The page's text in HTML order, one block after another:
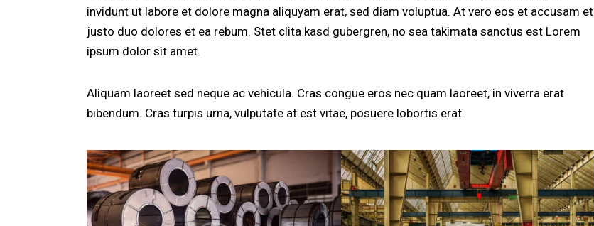
invidunt ut labore et dolore magna aliquyam erat, sed diam voluptua. At vero eos et accusam et
justo duo dolores et ea rebum. Stet clita kasd gubergren, no sea takimata sanctus est Lorem
ipsum dolor sit amet.
Aliquam laoreet sed neque ac vehicula. Cras congue eros nec quam laoreet, in viverra erat
bibendum. Cras turpis urna, vulputate at est vitae, posuere lobortis erat.